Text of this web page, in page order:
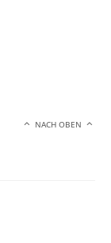
NACH OBEN